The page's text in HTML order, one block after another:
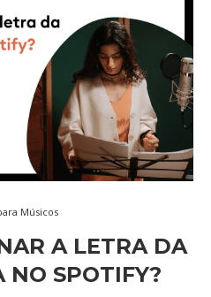
Músicos
A LETRA DA
NO SPOTIFY?